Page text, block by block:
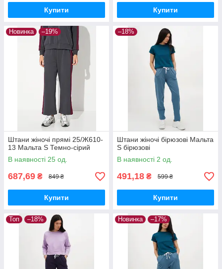
Купити Купити
Новинка –19%
Штани жіночі прямі 25/Ж610-
13 Мальта S Темно-сірий
В наявності 25 од.
687,69 ₴ 849 ₴
Купити
–18%
Штани жіночі бірюзові Мальта
S бірюзові
В наявності 2 од.
491,18 ₴ 599 ₴
Купити
Топ –18% Новинка –17%